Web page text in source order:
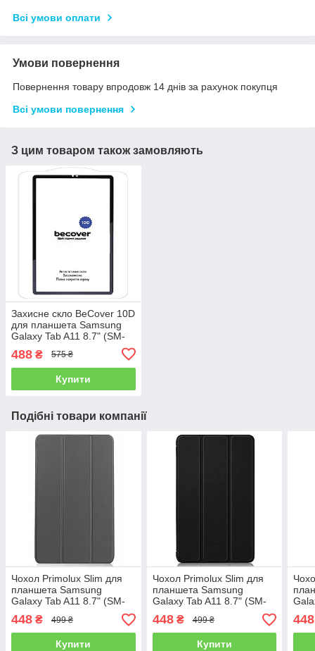
Всі умови оплати
Умови повернення
Повернення товару впродовж 14 днів за рахунок покупця
Всі умови повернення
З цим товаром також замовляють
Захисне скло BeCover 10D
для планшета Samsung
Galaxy Tab A11 8.7" (SM-
488 ₴ 575 ₴
Купити
Подібні товари компанії
Чохол Primolux Slim для
планшета Samsung
Galaxy Tab A11 8.7" (SM-
X130 / SM-X135) - Grey
448 ₴ 499 ₴
Купити
Чохол Primolux Slim для
планшета Samsung
Galaxy Tab A11 8.7" (SM-
X130 / SM-X135) - Black
448₴ 499 ₴
Купити
Blue
448